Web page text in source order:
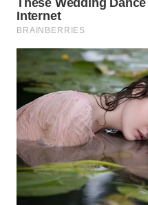
WN
PRIANGAN
TIMUR
WN
SEMARANG
WN
SOLO